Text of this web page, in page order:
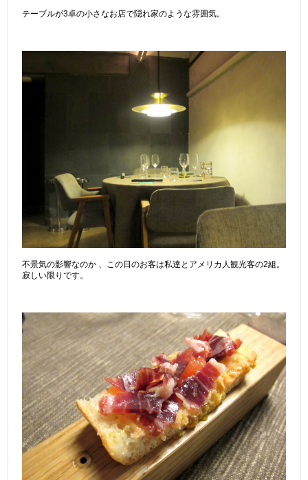
テーブルが3卓の小さなお店で隠れ家のような雰囲気。
不景気の影響なのか 、この日のお客は私達とアメリカ人観光客の2組。
寂しい限りです。